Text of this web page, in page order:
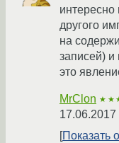
другого
на
записей) и
это
MrClon
Показать